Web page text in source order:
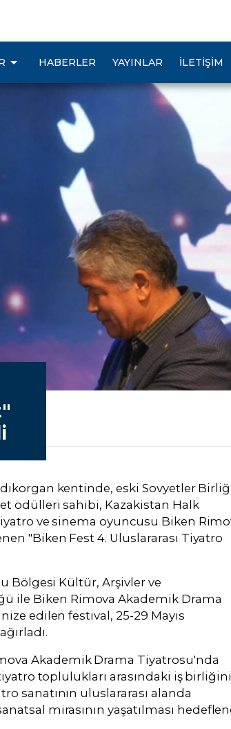
HABERLER YAYINLAR İLETIŞIM
kentinde, eski Sovyetler
ödülleri sahibi, Kazakistan Halk
ve sinema oyuncusu Biken
"Biken Fest 4. Uluslararası Tiyatro
Bölgesi Kültür, Arşivler ve
ile Biken Rimova Akademik Drama
edilen festival, 25-29 Mayıs
Akademik Drama Tiyatrosu'nda
toplulukları arasındaki iş
sanatının uluslararası alanda
mirasının yaşatılması